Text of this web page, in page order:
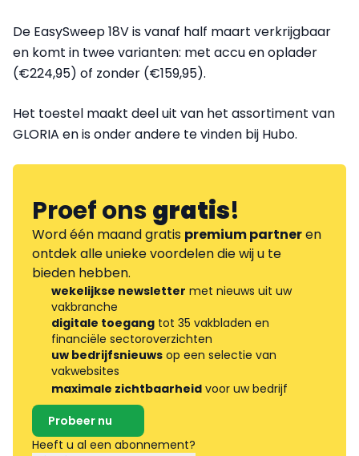
De EasySweep 18V is vanaf half maart verkrijgbaar
en komt in twee varianten: met accu en oplader
(€224,95) of zonder (€159,95).
Het toestel maakt deel uit van het assortiment van
GLORIA en is onder andere te vinden bij Hubo.
Proef onsgratis!
Word één maand gratis premium partneren
ontdek alle unieke voordelen die wij u te
bieden hebben.
wekelijkse newsletter met nieuws uit uw
vakbranche
digitale toegang tot 35 vakbladen en
financiële sectoroverzichten
uw bedrijfsnieuws op een selectie van
vakwebsites
maximale zichtbaarheid voor uw bedrijf
Probeer nu
Heeft u al een abonnement?